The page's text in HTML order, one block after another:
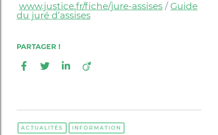
www.justice.fr/fiche/jure-assises / Guide
du juré d’assises
ACTUALITÉS INFORMATION